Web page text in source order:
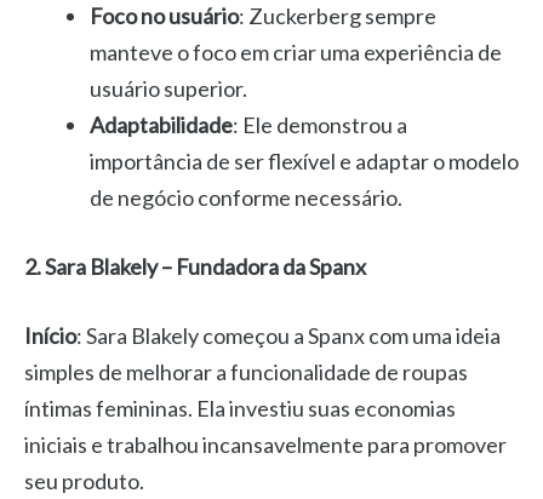
Foco no usuário: Zuckerberg sempre
manteve o foco em criar uma experiência de
usuário superior.
Adaptabilidade: Ele demonstrou a
importância de ser flexível e adaptar o modelo
de negócio conforme necessário.
2. Sara Blakely – Fundadora da Spanx
Início: Sara Blakely começou a Spanx com uma ideia
simples de melhorar a funcionalidade de roupas
íntimas femininas. Ela investiu suas economias
iniciais e trabalhou incansavelmente para promover
seu produto.